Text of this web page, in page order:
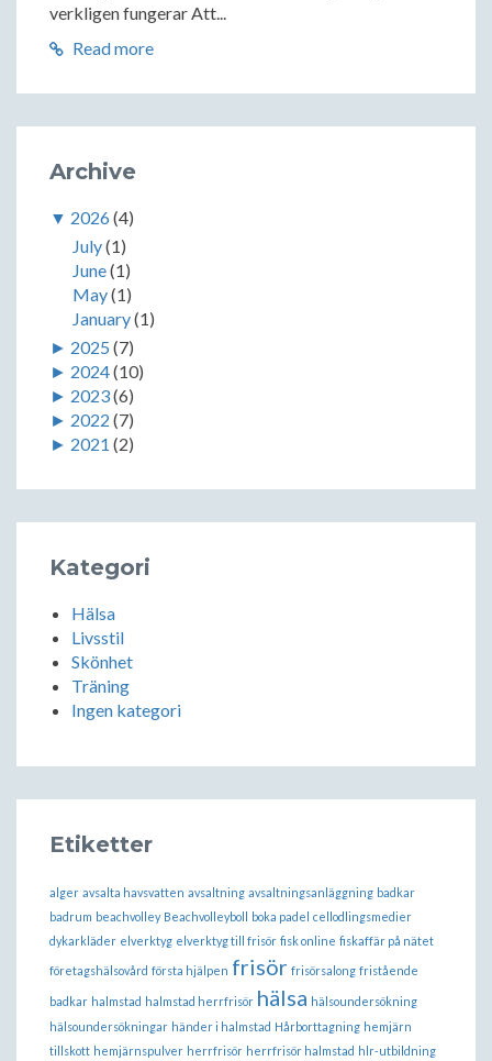
verkligen fungerar Att...
Read more
Archive
▼ 2026(4)
July(1)
June(1)
May(1)
January(1)
► 2025 (7)
► 2024(10)
► 2023(6)
► 2022 (7)
► 2021 (2)
Kategori
Hälsa
Livsstil
Skönhet
Träning
Ingen kategori
Etiketter
alger avsalta havsvatten avsaltning avsaltningsanläggning badkar
badrum beachvolley Beachvolleyboll boka padel cellodlingsmedier
dykarkläder elverktyg elverktyg till frisör fisk online fiskaffär på nätet
företagshälsovård första hjälpen frisör frisörsalong fristående
badkar halmstad halmstad herrfrisör hälsa hälsoundersökning
hälsoundersökningar händer i halmstad Hårborttagning hemjärn
tillskott hemjärnspulver herrfrisör herrfrisör halmstad hlr-utbildning